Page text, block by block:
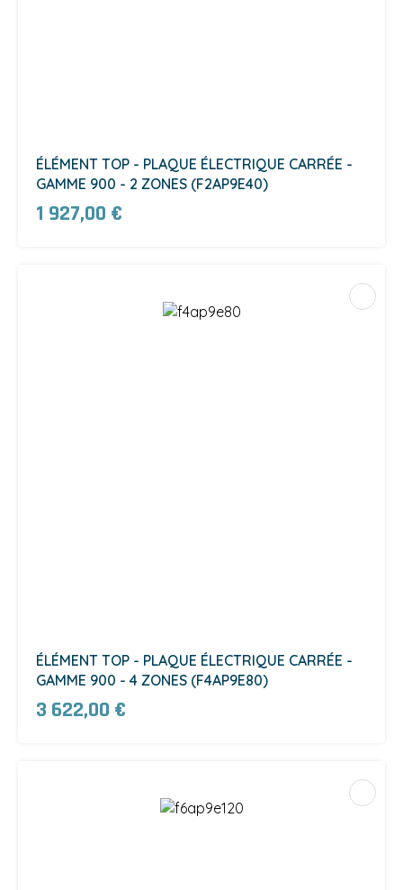
ÉLÉMENT TOP - PLAQUE ÉLECTRIQUE CARRÉE -
GAMME 900 - 2 ZONES (F2AP9E40)
1 927,00 €
ÉLÉMENT TOP - PLAQUE ÉLECTRIQUE CARRÉE -
GAMME 900 - 4 ZONES (F4AP9E80)
3 622,00 €